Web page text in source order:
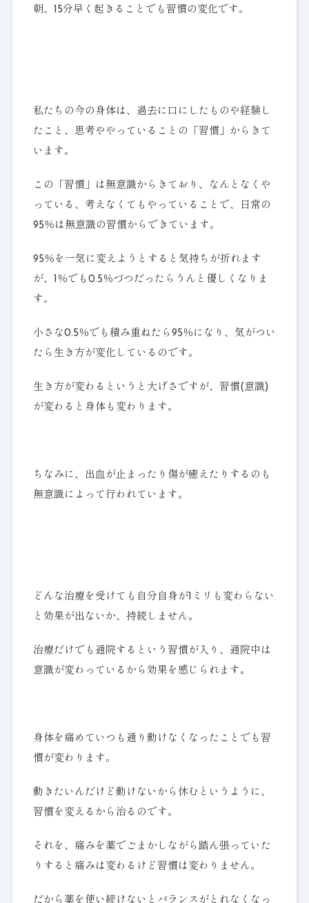
朝、15分早く起きることでも習慣の変化です。
私たちの今の身体は、過去に口にしたものや経験し
たこと、思考ややっていることの「習慣」からきて
います。
この「習慣」は無意識からきており、なんとなくや
っている、考えなくてもやっていることで、日常の
95％は無意識の習慣からできています。
95％を一気に変えようとすると気持ちが折れます
が、1％でも0.5％づつだったらうんと優しくなりま
す。
小さな0.5％でも積み重ねたら95％になり、気がつい
たら生き方が変化しているのです。
生き方が変わるというと大げさですが、習慣(意識)
が変わると身体も変わります。
ちなみに、出血が止まったり傷が癒えたりするのも
無意識によって行われています。
どんな治療を受けても自分自身が1ミリも変わらない
と効果が出ないか、持続しません。
治療だけでも通院するという習慣が入り、通院中は
意識が変わっているから効果を感じられます。
身体を痛めていつも通り動けなくなったことでも習
慣が変わります。
動きたいんだけど動けないから休むというように、
習慣を変えるから治るのです。
それを、痛みを薬でごまかしながら踏ん張っていた
りすると痛みは変わるけど習慣は変わりません。
だから薬を使い続けないとバランスがとれなくなっ